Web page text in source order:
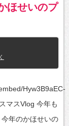
ほせいのプ
Hyw3B9aEC-
マスVlog 今年も
年のかほせいの